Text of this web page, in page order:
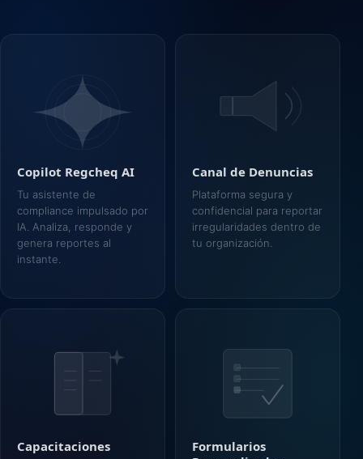
Copilot Regcheq AI
Tu asistente de
compliance impulsado por
IA. Analiza, responde y
genera reportes al
instante.
Canal de Denuncias
Plataforma segura y
confidencial para reportar
irregularidades dentro de
tu organización.
Capacitaciones
Formularios